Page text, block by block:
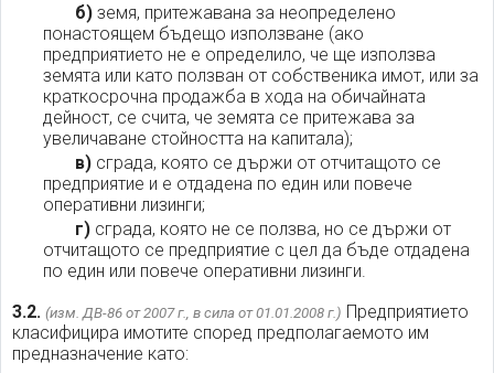
б)земя, притежавана за неопределено
понастоящем бъдещо използване (ако
предприятието не е определило, че ще използва
земята или като ползван от собственика имот, или за
краткосрочна продажба в хода на обичайната
дейност, се счита, че земята се притежава за
увеличаване стойността на капитала);
в)сграда, която се държи от отчитащото се
предприятие и е отдадена по един или повече
оперативни лизинги;
г)сграда, която не се ползва, но се държи от
отчитащото се предприятие с цел да бъде отдадена
по един или повече оперативни лизинги.
3.2. (изм. ДВ-86 от 2007 г., в сила от 01.01.2008 г.) Предприятието
класифицира имотите според предполагаемото им
предназначение като: